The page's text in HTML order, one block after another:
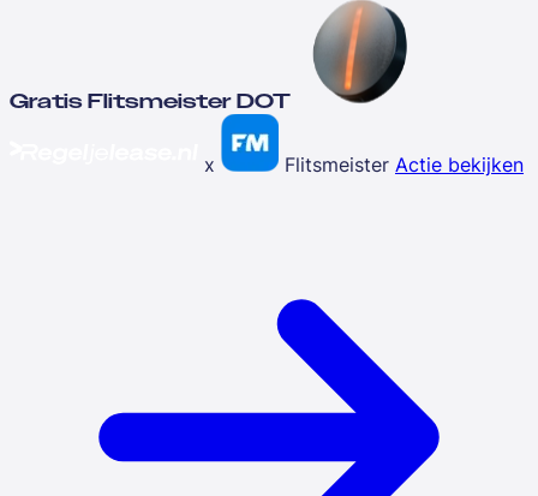
Gratis Flitsmeister DOT
x Flitsmeister Actie bekijken